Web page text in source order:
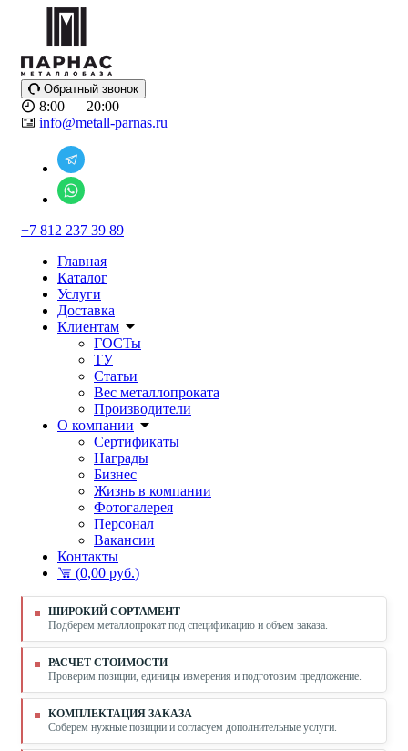
Обратный звонок
8:00 — 20:00
info@metall-parnas.ru
+7 812 237 39 89
Главная
Каталог
Услуги
Доставка
Клиентам
ГОСТы
ТУ
Статьи
Вес металлопроката
Производители
О компании
Сертификаты
Награды
Бизнес
Жизнь в компании
Фотогалерея
Персонал
Вакансии
Контакты
(0,00 руб.)
ШИРОКИЙ СОРТАМЕНТ
Подберем металлопрокат под спецификацию и объем заказа.
РАСЧЕТ СТОИМОСТИ
Проверим позиции, единицы измерения и подготовим предложение.
КОМПЛЕКТАЦИЯ ЗАКАЗА
Соберем нужные позиции и согласуем дополнительные услуги.